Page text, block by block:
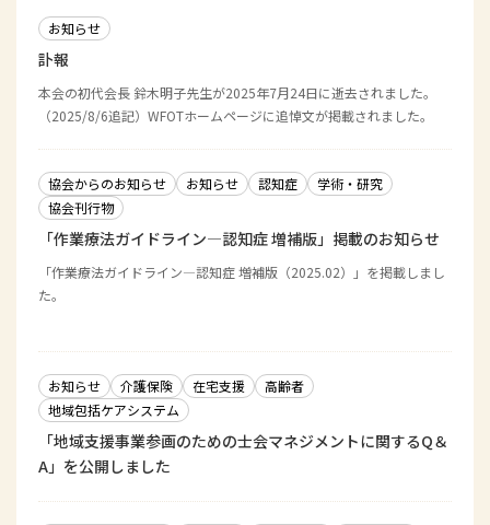
お知らせ
訃報
本会の初代会長 鈴木明子先生が2025年7月24日に逝去されました。
（2025/8/6追記）WFOTホームページに追悼文が掲載されました。
協会からのお知らせ お知らせ 認知症
学術・研究
協会刊行物
「作業療法ガイドライン―認知症 増補版」掲載のお知らせ
「作業療法ガイドライン―認知症 増補版（2025.02）」を掲載しまし
た。
お知らせ 介護保険 在宅支援
高齢者
地域包括ケアシステム
「地域支援事業参画のための士会マネジメントに関するQ＆
A」を公開しました